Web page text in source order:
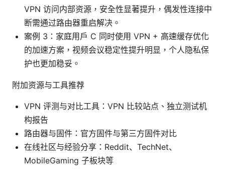
VPN 访问内部资源，安全性显著提升，偶发性连接中
断需通过路由器重启解决。
案例 3：家庭用户 C 同时使用 VPN + 高速缓存优化
的加速方案，视频会议稳定性提升明显，个人隐私保
护也更加稳妥。
附加资源与工具推荐
VPN 评测与对比工具：VPN 比较站点、独立测试机
构报告
路由器与固件：官方固件与第三方固件对比
在线社区与经验分享：Reddit、TechNet、
MobileGaming 子板块等